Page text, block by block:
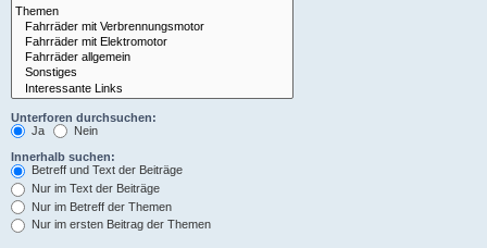
Unterforen durchsuchen:
Ja
Nein
Innerhalb suchen:
Betreff und Text der Beiträge
Nur im Text der Beiträge
Nur im Betreff der Themen
Nur im ersten Beitrag der Themen